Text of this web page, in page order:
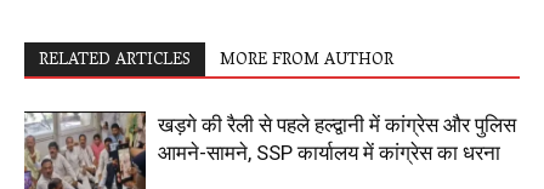
RELATED ARTICLES MORE FROM AUTHOR
खड़गे की रैली से पहले हल्द्वानी में कांग्रेस और पुलिस
आमने-सामने, SSP कार्यालय में कांग्रेस का धरना